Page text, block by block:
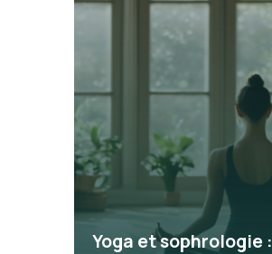
Yoga et sophrologie :